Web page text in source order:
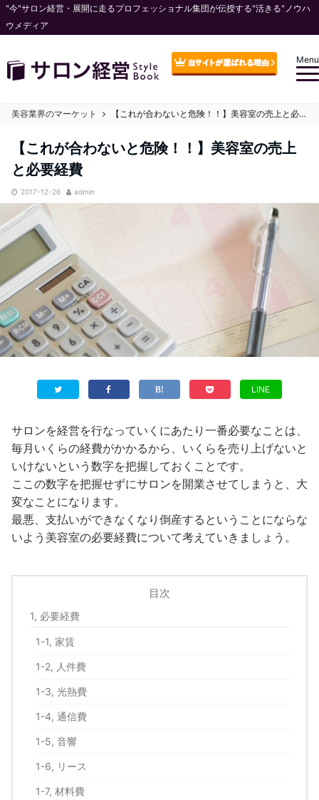
"今"サロン経営・展開に走るプロフェッショナル集団が伝授する"活きる"ノウハ
ウメディア
Menu
美容業界のマーケット 【これが合わないと危険！！】美容室の売上と必要経費
【これが合わないと危険！！】美容室の売上
と必要経費
2017-12-26 admin
LINE
サロンを経営を行なっていくにあたり一番必要なことは、
毎月いくらの経費がかかるから、いくらを売り上げないと
いけないという数字を把握しておくことです。
ここの数字を把握せずにサロンを開業させてしまうと、大
変なことになります。
最悪、支払いができなくなり倒産するということにならな
いよう美容室の必要経費について考えていきましょう。
目次
1, 必要経費
1-1, 家賃
1-2, 人件費
1-3, 光熱費
1-4, 通信費
1-5, 音響
1-6, リース
1-7, 材料費